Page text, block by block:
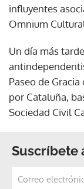
influyentes
Omnium Cultural.
Un día más
Paseo de
por Cataluña,
Sociedad Civil
Suscríbete